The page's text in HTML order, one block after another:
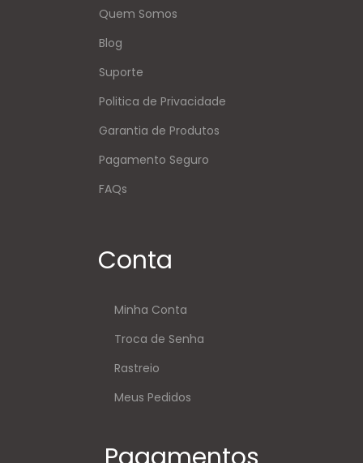
Quem Somos
Blog
Suporte
Politica de Privacidade
Garantia de Produtos
Pagamento Seguro
FAQs
Conta
Minha Conta
Troca de Senha
Rastreio
Meus Pedidos